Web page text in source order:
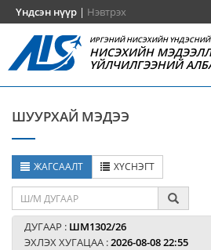
Үндсэн нүүр | Нэвтрэх
ИРГЭНИЙ НИСЭХИЙН ҮНДЭСНИЙ
НИСЭХИЙН
ҮЙЛЧИЛГЭЭНИЙ
ШУУРХАЙ МЭДЭЭ
ЖАГСААЛТ ХҮСНЭГТ
ДУГААР : ШМ1302/26
ЭХЛЭХ ХУГАЦАА :2026-08-08 22:55